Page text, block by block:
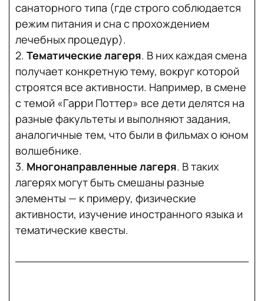
санаторного типа (где строго соблюдается
режим питания и сна с прохождением
лечебных процедур).
2. Тематические лагеря. В них каждая смена
получает конкретную тему, вокруг которой
строятся все активности. Например, в смене
с темой «Гарри Поттер» все дети делятся на
разные факультеты и выполняют задания,
аналогичные тем, что были в фильмах о юном
волшебнике.
3. Многонаправленные лагеря. В таких
лагерях могут быть смешаны разные
элементы — к примеру, физические
активности, изучение иностранного языка и
тематические квесты.